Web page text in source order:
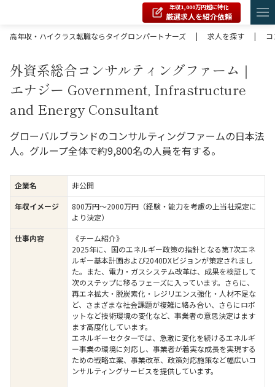
年収1,000万円超に特化
厳選求人を紹介依頼
高年収・ハイクラス転職ならタイグロンパートナーズ
| 求人を探す |
外資系総合コンサルティングファーム｜
エナジー Government, Infrastructure
and Energy Consultant
グローバルブランドのコンサルティングファームの日本法
人。グループ全体で約9,800名の人員を有する。
企業名
非公開
年収イメージ
800万円〜2000万円（経験・能力を考慮の上当社規定に
より決定）
仕事内容
《チーム紹介》
2025年に、国のエネルギー政策の指針となる第7次エネ
ルギー基本計画および2040DXビジョンが策定されまし
た。また、電力・ガスシステム改革は、成果を検証して
次のステップに移るフェーズに入っています。さらに、
再エネ拡大・脱炭素化・レジリエンス強化・人材不足な
ど、さまざまな社会課題が複雑に絡み合い、さらにロボ
ットなど技術環境の変化など、事業者の意思決定はます
ます高度化しています。
エネルギーセクターでは、急激に変化を続けるエネルギ
ー事業の環境に対応し、事業者が着実な成長を実現する
ための戦略立案、事業改革、政策対応施策など幅広いコ
ンサルティングサービスを提供しています。